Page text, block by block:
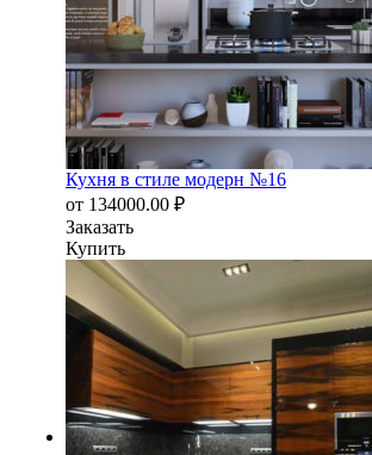
Кухня в стиле модерн №16
от 134000.00 ₽
Заказать
Купить